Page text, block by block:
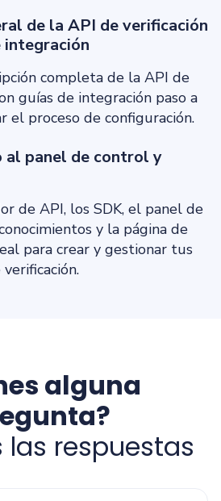
de la API de verificación
integración
completa de la API de
guías de integración paso a
el proceso de configuración.
al panel de control y
de API, los SDK, el panel de
y la página de
para crear y gestionar tus
alguna
las respuestas